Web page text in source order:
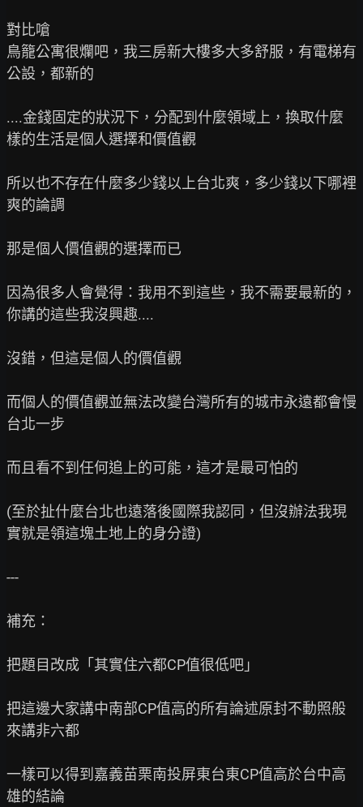
對比嗆
鳥籠公寓很爛吧，我三房新大樓多大多舒服，有電梯有
公設，都新的
....金錢固定的狀況下，分配到什麼領域上，換取什麼
樣的生活是個人選擇和價值觀
所以也不存在什麼多少錢以上台北爽，多少錢以下哪裡
爽的論調
那是個人價值觀的選擇而已
因為很多人會覺得：我用不到這些，我不需要最新的，
你講的這些我沒興趣....
沒錯，但這是個人的價值觀
而個人的價值觀並無法改變台灣所有的城市永遠都會慢
台北一步
而且看不到任何追上的可能，這才是最可怕的
(至於扯什麼台北也遠落後國際我認同，但沒辦法我現
實就是領這塊土地上的身分證)
---
補充：
把題目改成「其實住六都CP值很低吧」
把這邊大家講中南部CP值高的所有論述原封不動照般
來講非六都
一樣可以得到嘉義苗栗南投屏東台東CP值高於台中高
雄的結論